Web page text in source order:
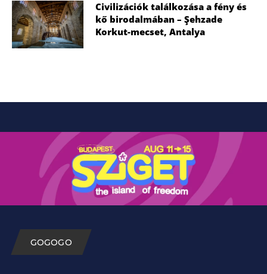
Civilizációk találkozása a fény és
kő birodalmában – Şehzade
Korkut-mecset, Antalya
GOGOGO